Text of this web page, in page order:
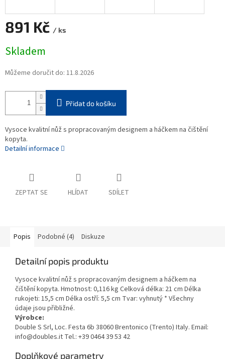
891 Kč / ks
cena:
Skladem
Můžeme doručit do: 11.8.2026
Přidat do košíku
Vysoce kvalitní nůž s propracovaným designem a háčkem na čištění
kopyta.
Detailní informace
ZEPTAT SE HLÍDAT SDÍLET
Popis Podobné (4) Diskuze
Detailní popis produktu
Vysoce kvalitní nůž s propracovaným designem a háčkem na
čištění kopyta. Hmotnost: 0,116 kg Celková délka: 21 cm Délka
rukojeti: 15,5 cm Délka ostří: 5,5 cm Tvar: vyhnutý * Všechny
údaje jsou přibližné.
Výrobce:
Double S Srl, Loc. Festa 6b 38060 Brentonico (Trento) Italy. Email:
info@doubles.it Tel.: +39 0464 39 53 42
Doplňkové parametry